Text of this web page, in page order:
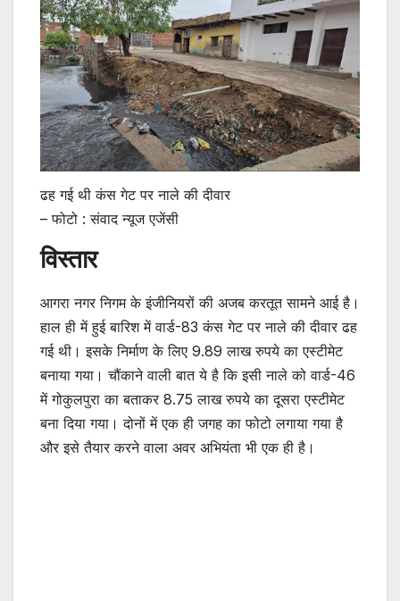
ढह गई थी कंस गेट पर नाले की दीवार
– फोटो : संवाद न्यूज एजेंसी
विस्तार
आगरा नगर निगम के इंजीनियरों की अजब करतूत सामने आई है।
हाल ही में हुई बारिश में वार्ड-83 कंस गेट पर नाले की दीवार ढह
गई थी। इसके निर्माण के लिए 9.89 लाख रुपये का एस्टीमेट
बनाया गया। चौंकाने वाली बात ये है कि इसी नाले को वार्ड-46
में गोकुलपुरा का बताकर 8.75 लाख रुपये का दूसरा एस्टीमेट
बना दिया गया। दोनों में एक ही जगह का फोटो लगाया गया है
और इसे तैयार करने वाला अवर अभियंता भी एक ही है।